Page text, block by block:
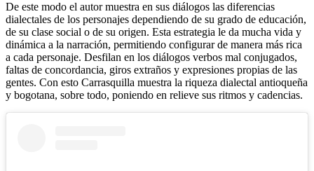
De este modo el autor muestra en sus diálogos las diferencias
dialectales de los personajes dependiendo de su grado de educación,
de su clase social o de su origen. Esta estrategia le da mucha vida y
dinámica a la narración, permitiendo configurar de manera más rica
a cada personaje. Desfilan en los diálogos verbos mal conjugados,
faltas de concordancia, giros extraños y expresiones propias de las
gentes. Con esto Carrasquilla muestra la riqueza dialectal antioqueña
y bogotana, sobre todo, poniendo en relieve sus ritmos y cadencias.